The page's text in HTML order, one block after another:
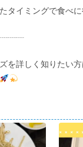
タイミングで食べに
を詳しく知りたい方